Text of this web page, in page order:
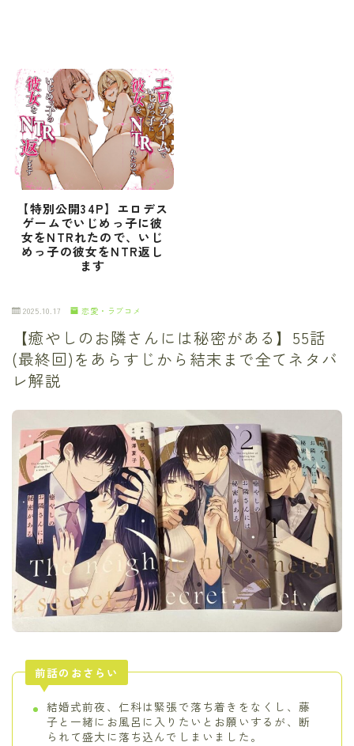
【特別公開34P】エロデス
ゲームでいじめっ子に彼
女をNTRれたので、いじ
めっ子の彼女をNTR返し
ます
2025.10.17 恋愛・ラブコメ
【癒やしのお隣さんには秘密がある】55話
(最終回)をあらすじから結末まで全てネタバ
レ解説
前話のおさらい
結婚式前夜、仁科は緊張で落ち着きをなくし、藤
子と一緒にお風呂に入りたいとお願いするが、断
られて盛大に落ち込んでしまいました。